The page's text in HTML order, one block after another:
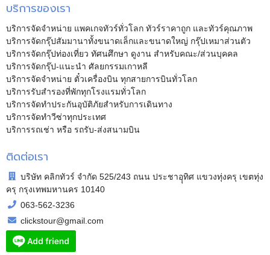
บริการของเรา
บริการจัดจำหน่าย แพคเกจทัวร์ทั่วโลก ทัวร์ราคาถูก และทัวร์คุณภาพ
บริการจัดกรุ๊ปสัมมานาทั้งขนาดเล็กและขนาดใหญ่ กรุ๊ปเหมาส่วนตัว
บริการจัดกรุ๊ปท่องเที่ยว ทัศนศึกษา ดูงาน สำหรับคณะ/ส่วนบุคคล
บริการจัดกรุ๊ป-แนะนำ ศัลยกรรมเกาหลี
บริการจัดจำหน่าย ตั๋วเครื่องบิน ทุกสายการบินทั่วโลก
บริการรับสำรองที่พักทุกโรงแรมทั่วโลก
บริการจัดทำประกันอุบัติภัยสำหรับการเดินทาง
บริการจัดทำวีซ่าทุกประเทศ
บริการรถเช่า หรือ รถรับ-ส่งสนามบิน
ติดต่อเรา
บริษัท คลิกทัวร์ จำกัด 525/243 ถนน ประชาอุุทิศ แขวงทุ่งครุ เขตทุ่ง
ครุ กรุงเทพมหานคร 10140
063-562-3236
clickstour@gmail.com